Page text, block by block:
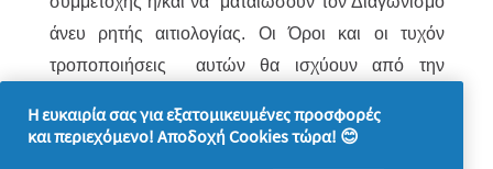
άνευ ρητής αιτιολογίας. Οι Όροι και οι τυχόν
τροποποιήσεις αυτών θα ισχύουν από την
Διαδικτυακό Τόπο. Σε οποιαδήποτε από τις
Η ευκαιρία σας για εξατομικευμένες προσφορές
και περιεχόμενο! Αποδοχή Cookies τώρα! 😊